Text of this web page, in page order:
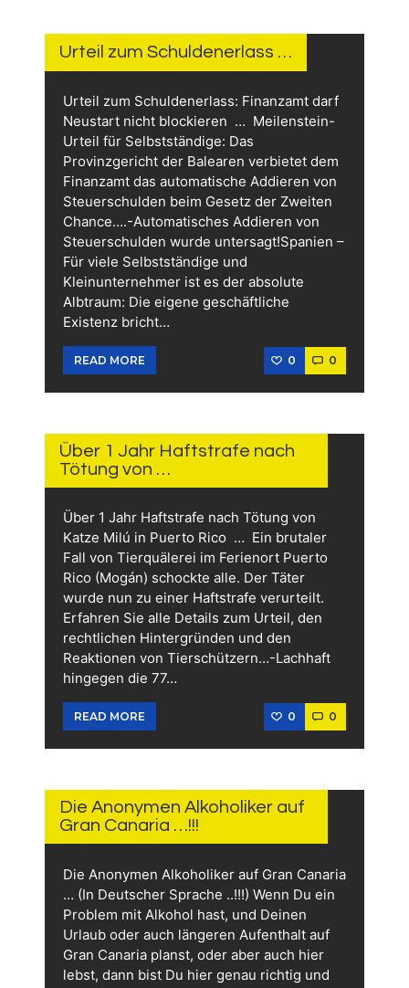
Urteil zum Schuldenerlass …
Urteil zum Schuldenerlass: Finanzamt darf
Neustart nicht blockieren … Meilenstein-
Urteil für Selbstständige: Das
Provinzgericht der Balearen verbietet dem
Finanzamt das automatische Addieren von
Steuerschulden beim Gesetz der Zweiten
Chance….-Automatisches Addieren von
Steuerschulden wurde untersagt!Spanien –
Für viele Selbstständige und
Kleinunternehmer ist es der absolute
Albtraum: Die eigene geschäftliche
Existenz bricht…
READ MORE 0 0
2026
Über 1 Jahr Haftstrafe nach
Tötung von …
Über 1 Jahr Haftstrafe nach Tötung von
Katze Milú in Puerto Rico … Ein brutaler
Fall von Tierquälerei im Ferienort Puerto
Rico (Mogán) schockte alle. Der Täter
wurde nun zu einer Haftstrafe verurteilt.
Erfahren Sie alle Details zum Urteil, den
rechtlichen Hintergründen und den
Reaktionen von Tierschützern…-Lachhaft
hingegen die 77…
READ MORE 0 0
2026
Die Anonymen Alkoholiker auf
Gran Canaria …!!!
Die Anonymen Alkoholiker auf Gran Canaria
… (In Deutscher Sprache ..!!!) Wenn Du ein
Problem mit Alkohol hast, und Deinen
Urlaub oder auch längeren Aufenthalt auf
Gran Canaria planst, oder aber auch hier
lebst, dann bist Du hier genau richtig und